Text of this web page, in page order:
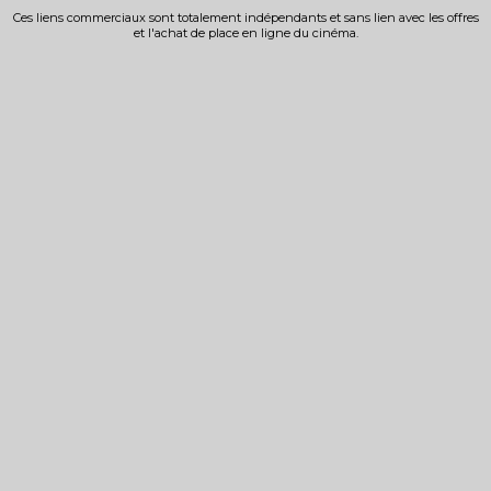
Ces liens commerciaux sont totalement indépendants et sans lien avec les offres
et l'achat de place en ligne du cinéma.